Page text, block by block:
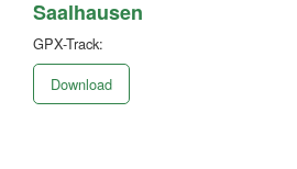
Saalhausen
GPX-Track:
Download